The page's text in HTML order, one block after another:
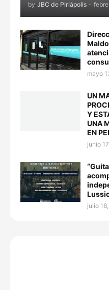
by JBC de Piriápolis -
mayo
UN
Y
UNA
EN
junio
julio